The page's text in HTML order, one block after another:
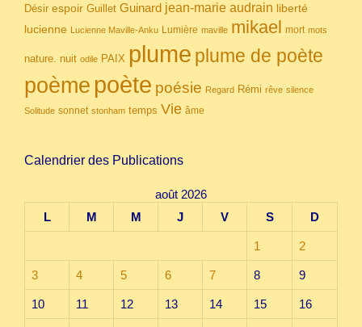
Désir espoir Guillet Guinard jean-marie audrain liberté
lucienne Lucienne Maville-Anku Lumière maville mikael mort mots
nature. nuit odile PAIX plume plume de poète
poème poète poésie Regard Rémi rêve silence
Solitude sonnet stonham temps Vie âme
Calendrier des Publications
août 2026
L
M M J V S D
1 2
3 4 5 6 7 8 9
10 11 12 13 14 15 16